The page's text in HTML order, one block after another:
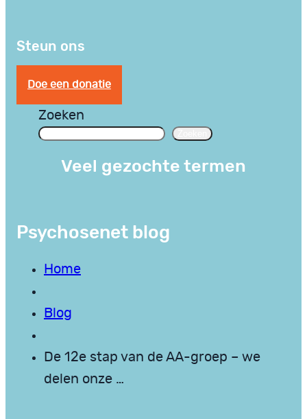
Steun ons
Doe een donatie
Zoeken
Veel gezochte termen
Psychosenet blog
Home
Blog
De 12e stap van de AA-groep – we
delen onze …